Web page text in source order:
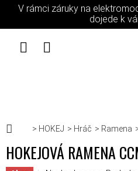
Přejít na obsah
V rámci záruky na
dojede k
Domů
HOKEJ Hráč Ramena
HOKEJOVÁ RAMENA